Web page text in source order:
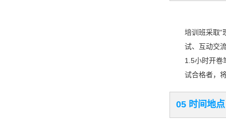
培训班采取“
试、互动交
1.5小时开卷
试合格者，
05 时间地点